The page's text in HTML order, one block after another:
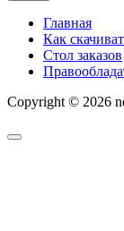
Главная
Как
Стол заказов
Copyright © 2026
Scroll